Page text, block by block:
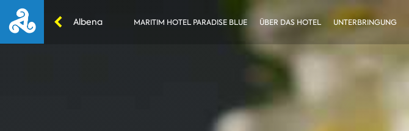
Albena MARITIM HOTEL PARADISE BLUE ÜBER DAS HOTEL UNTERBRINGUNG